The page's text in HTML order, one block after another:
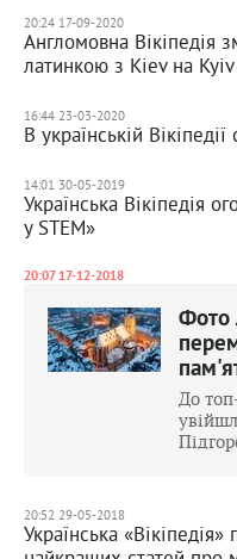
20:24 17-09-2020
Англомовна Вікіпедія
латинкою з Kiev на Kyiv
16:44 23-03-2020
В українській
14:01 30-05-2019
Українська Вікіпедія
у STEM»
20:07 17-12-2018
Фото
До
20:52 29-05-2018
Українська